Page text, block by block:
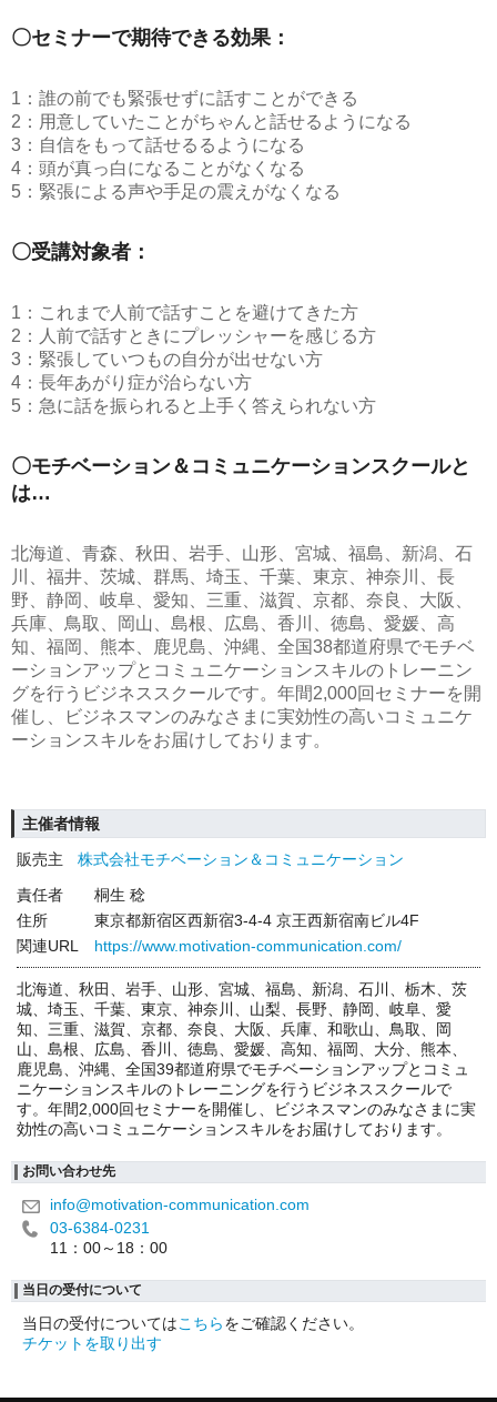
〇セミナーで期待できる効果：
1：誰の前でも緊張せずに話すことができる
2：用意していたことがちゃんと話せるようになる
3：自信をもって話せるるようになる
4：頭が真っ白になることがなくなる
5：緊張による声や手足の震えがなくなる
〇受講対象者：
1：これまで人前で話すことを避けてきた方
2：人前で話すときにプレッシャーを感じる方
3：緊張していつもの自分が出せない方
4：長年あがり症が治らない方
5：急に話を振られると上手く答えられない方
〇モチベーション＆コミュニケーションスクールと
は…
北海道、青森、秋田、岩手、山形、宮城、福島、新潟、石
川、福井、茨城、群馬、埼玉、千葉、東京、神奈川、長
野、静岡、岐阜、愛知、三重、滋賀、京都、奈良、大阪、
兵庫、鳥取、岡山、島根、広島、香川、徳島、愛媛、高
知、福岡、熊本、鹿児島、沖縄、全国38都道府県でモチベ
ーションアップとコミュニケーションスキルのトレーニン
グを行うビジネススクールです。年間2,000回セミナーを開
催し、ビジネスマンのみなさまに実効性の高いコミュニケ
ーションスキルをお届けしております。
主催者情報
販売主
株式会社モチベーション＆コミュニケーション
責任者
桐生 稔
住所
東京都新宿区西新宿3-4-4 京王西新宿南ビル4F
関連URL
https://www.motivation-communication.com/
北海道、秋田、岩手、山形、宮城、福島、新潟、石川、栃木、茨
城、埼玉、千葉、東京、神奈川、山梨、長野、静岡、岐阜、愛
知、三重、滋賀、京都、奈良、大阪、兵庫、和歌山、鳥取、岡
山、島根、広島、香川、徳島、愛媛、高知、福岡、大分、熊本、
鹿児島、沖縄、全国39都道府県でモチベーションアップとコミュ
ニケーションスキルのトレーニングを行うビジネススクールで
す。年間2,000回セミナーを開催し、ビジネスマンのみなさまに実
効性の高いコミュニケーションスキルをお届けしております。
お問い合わせ先
info@motivation-communication.com
03-6384-0231
11：00～18：00
当日の受付について
当日の受付についてはこちらをご確認ください。
チケットを取り出す